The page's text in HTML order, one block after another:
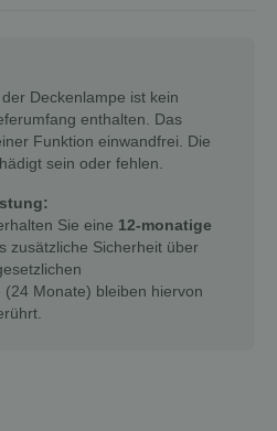
Deckenlampe ist kein
enthalten. Das
Funktion einwandfrei. Die
sein oder fehlen.
Sie eine 12-monatige
zusätzliche Sicherheit über
Monate) bleiben hiervon